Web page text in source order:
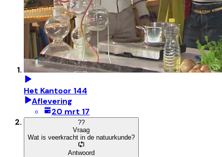
Het Kantoor 144
Aflevering
20 mrt 17
??
Vraag
Wat is veerkracht in de natuurkunde?
Antwoord